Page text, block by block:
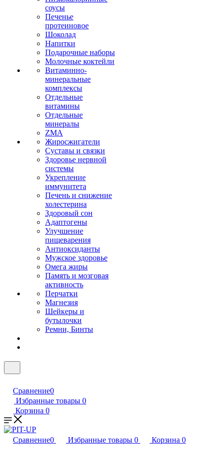
соусы
Печенье
протеиновое
Шоколад
Напитки
Подарочные наборы
Молочные коктейли
Витаминно-
минеральные
комплексы
Отдельные
витамины
Отдельные
минералы
ZMA
Жиросжигатели
Суставы и связки
Здоровье нервной
системы
Укрепление
иммунитета
Печень и снижение
холестерина
Здоровый сон
Адаптогены
Улучшение
пищеварения
Антиоксиданты
Мужское здоровье
Омега жиры
Память и мозговая
активность
Перчатки
Магнезия
Шейкеры и
бутылочки
Ремни, Бинты
Сравнение0
Избранные товары 0
Корзина 0
Сравнение0 Избранные товары 0 Корзина 0